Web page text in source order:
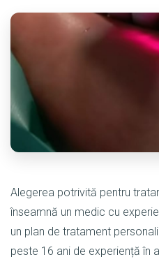
Alegerea potrivită pentru
înseamnă un medic cu
un plan de tratament
peste 16 ani de experiență în